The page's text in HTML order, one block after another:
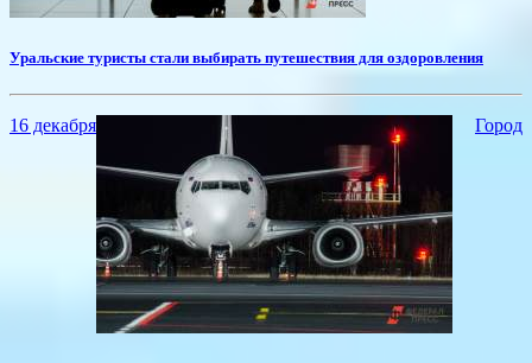
​Уральские туристы стали выбирать путешествия для оздоровления
16 декабря Город